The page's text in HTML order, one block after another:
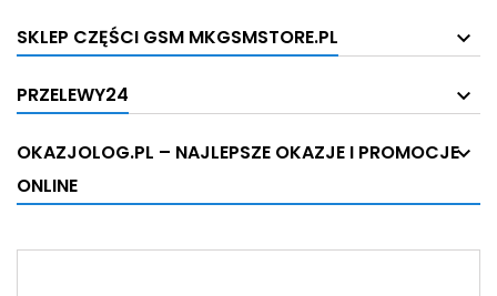
SKLEP CZĘŚCI GSM MKGSMSTORE.PL
PRZELEWY24
OKAZJOLOG.PL – NAJLEPSZE OKAZJE I PROMOCJE
ONLINE